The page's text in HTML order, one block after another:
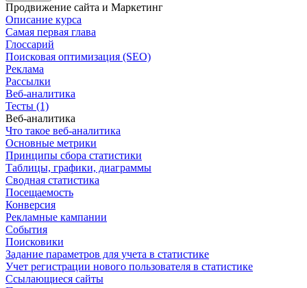
Продвижение сайта и Маркетинг
Описание курса
Самая первая глава
Глоссарий
Поисковая оптимизация (SEO)
Реклама
Рассылки
Веб-аналитика
Тесты (1)
Веб-аналитика
Что такое веб-аналитика
Основные метрики
Принципы сбора статистики
Таблицы, графики, диаграммы
Сводная статистика
Посещаемость
Конверсия
Рекламные кампании
События
Поисковики
Задание параметров для учета в статистике
Учет регистрации нового пользователя в статистике
Ссылающиеся сайты